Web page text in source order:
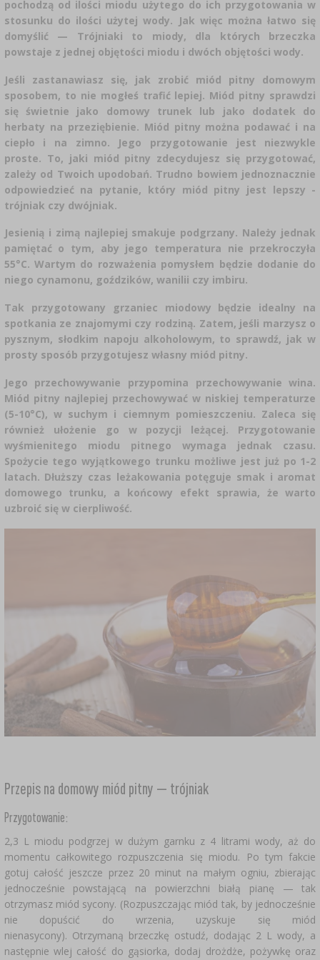
ZESTAWY SERWOWARSKIE
DEKORACJE CUKIERNICZE I PRODUKTY DO
PIECZENIA
›
GARNKI I FORMY RZYMSKIE
MASZYNKI DO MIELENIA
PAKOWANIE PRÓŻNIOWE ›
AKCESORIA DO PEKLOWANIA ›
APLIKATORY, ZACISKARKI ›
OSŁONKI
JELITA
PEKLE, MARYNATY I ZIOŁA ›
KULTURY BAKTERII
LITERATURA WĘDLINIARSTWO
AROMATY DYMU WĘDZARNICZEGO
DROŻDŻE WINIARSKIE
ŚRODKI DODATKOWE
PRASY
ROZDRABNIARKI
FILTROWANIE
KORKOWANIE
AKCESORIA WINIARSKIE ›
MIERNIKI, WSKAŹNIKI
BUTELKI
GĄSIORY ›
REGAŁY
AROMATYZACJA ›
LITERATURA
ETYKIETY
DODATKI AROMATYZUJĄCE I PRZYPRAWY
LITERATURA
WĘDZENIE I GRILLOWANIE
KULTURY BAKTERII
JOGURTOWNICE
PRZYPRAWY
RURKI FERMENTACYJNE
KAPSLE
KAPSLOWNICE
BUTELKI
BECZKI I WORKI ›
KAMIONKA
SOKOWNIKI
BUTELKI
SZYBKOWARY
SUSZARKI DO ŻYWNOŚCI
LEJKI
ETYKIETY
ZACISKARKI
GĄSIORY
BUTELKI ›
ZAKRĘTKI
BECZKI I KARAFKI
VYPITO
DROŻDŻE GORZELNICZE
WĘGIEL AKTYWNY
SUBSTANCJE DODATKOWE
ETYKIETY
BADANIA ALKOHOLU
LITERATURA
WĘDZARNIE I HAKI
GRILLOWANIE
NACZYNIA ŻELIWNE
PALENISKA
PAKOWANIE PRÓŻNIOWE ›
PRZECHOWYWANIE
MŁYNKI I MOŹDZIERZE
GADŻETY DOMOWE
MOTORYZACJA
pochodzą od ilości miodu użytego do ich przygotowania w
stosunku do ilości użytej wody. Jak więc można łatwo się
domyślić — Trójniaki to miody, dla których brzeczka
powstaje z jednej objętości miodu i dwóch objętości wody.
Jeśli zastanawiasz się, jak zrobić miód pitny domowym
sposobem, to nie mogłeś trafić lepiej. Miód pitny sprawdzi
się świetnie jako domowy trunek lub jako dodatek do
herbaty na przeziębienie. Miód pitny można podawać i na
ciepło i na zimno. Jego przygotowanie jest niezwykle
proste. To, jaki miód pitny zdecydujesz się przygotować,
zależy od Twoich upodobań. Trudno bowiem jednoznacznie
odpowiedzieć na pytanie, który miód pitny jest lepszy -
trójniak czy dwójniak.
Jesienią i zimą najlepiej smakuje podgrzany. Należy jednak
pamiętać o tym, aby jego temperatura nie przekroczyła
55°C. Wartym do rozważenia pomysłem będzie dodanie do
niego cynamonu, goździków, wanilii czy imbiru.
Tak przygotowany grzaniec miodowy będzie idealny na
spotkania ze znajomymi czy rodziną. Zatem, jeśli marzysz o
pysznym, słodkim napoju alkoholowym, to sprawdź, jak w
prosty sposób przygotujesz własny miód pitny.
Jego przechowywanie przypomina przechowywanie wina.
Miód pitny najlepiej przechowywać w niskiej temperaturze
(5-10°C), w suchym i ciemnym pomieszczeniu. Zaleca się
również ułożenie go w pozycji leżącej. Przygotowanie
wyśmienitego miodu pitnego wymaga jednak czasu.
Spożycie tego wyjątkowego trunku możliwe jest już po 1-2
latach. Dłuższy czas leżakowania potęguje smak i aromat
domowego trunku, a końcowy efekt sprawia, że warto
uzbroić się w cierpliwość.
Przepis na domowy miód pitny — trójniak
Przygotowanie:
2,3 L miodu podgrzej w dużym garnku z 4 litrami wody, aż do
momentu całkowitego rozpuszczenia się miodu. Po tym fakcie
gotuj całość jeszcze przez 20 minut na małym ogniu, zbierając
jednocześnie powstającą na powierzchni białą pianę — tak
otrzymasz miód sycony. (Rozpuszczając miód tak, by jednocześnie
nie dopuścić do wrzenia, uzyskuje się miód
nienasycony). Otrzymaną brzeczkę ostudź, dodając 2 L wody, a
następnie wlej całość do gąsiorka, dodaj drożdże, pożywkę oraz